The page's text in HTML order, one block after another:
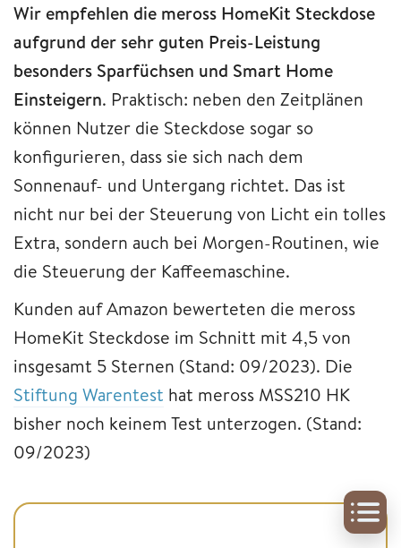
Wir empfehlen die meross HomeKit Steckdose
aufgrund der sehr guten Preis-Leistung
besonders Sparfüchsen und Smart Home
Einsteigern. Praktisch: neben den Zeitplänen
können Nutzer die Steckdose sogar so
konfigurieren, dass sie sich nach dem
Sonnenauf- und Untergang richtet. Das ist
nicht nur bei der Steuerung von Licht ein tolles
Extra, sondern auch bei Morgen-Routinen, wie
die Steuerung der Kaffeemaschine.
Kunden auf Amazon bewerteten die meross
HomeKit Steckdose im Schnitt mit 4,5 von
insgesamt 5 Sternen (Stand: 09/2023). Die
Stiftung Warentest hat meross MSS210 HK
bisher noch keinem Test unterzogen. (Stand:
09/2023)